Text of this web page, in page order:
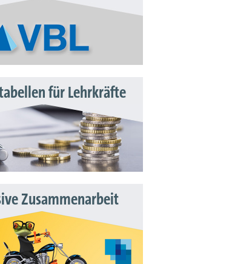
für Lehrkräfte
Zusammenarbeit